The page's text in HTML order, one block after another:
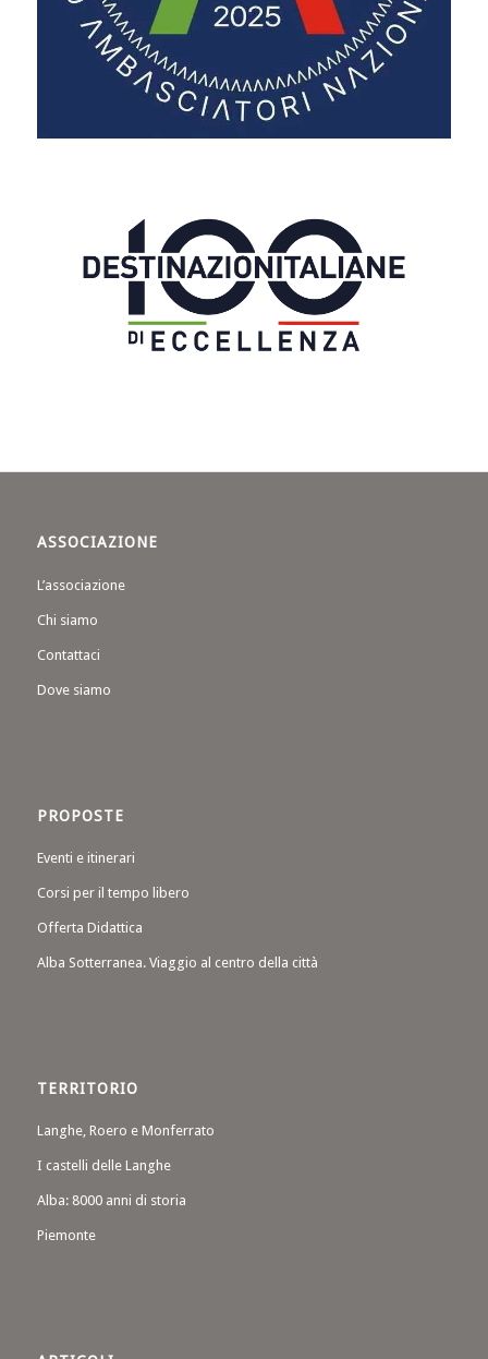
ASSOCIAZIONE
L’associazione
Chi siamo
Contattaci
Dove siamo
PROPOSTE
Eventi e itinerari
Corsi per il tempo libero
Offerta Didattica
Alba Sotterranea. Viaggio al centro della città
TERRITORIO
Langhe, Roero e Monferrato
I castelli delle Langhe
Alba: 8000 anni di storia
Piemonte